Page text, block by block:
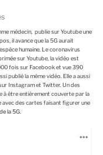
médecin, publie sur Youtube une
il avance que la 5G aurait
humaine. Le coronavirus
sur Youtube, la vidéo est
fois sur Facebook et vue 390
publié la même vidéo. Elle a aussi
Instagram et Twitter. Un des
à être entièrement couverte par la
avec des cartes faisant figurer une
la 5G.